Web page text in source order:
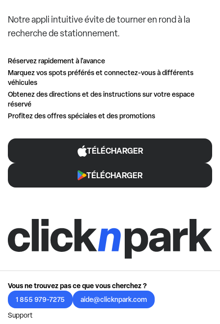
Notre appli intuitive évite de tourner en rond à la
recherche de stationnement.
Réservez rapidement à l'avance
Marquez vos spots préférés et connectez-vous à différents
véhicules
Obtenez des directions et des instructions sur votre espace
réservé
Profitez des offres spéciales et des promotions
TÉLÉCHARGER
TÉLÉCHARGER
Vous ne trouvez pas ce que vous cherchez ?
1 855 979-7275
aide@clicknpark.com
Support